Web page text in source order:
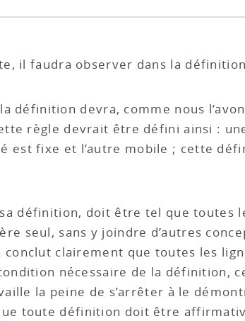
il faudra observer dans la
la définition devra, comme nous
règle devrait être défini ainsi :
est fixe et l’autre mobile ; cette
sa définition, doit être tel que toutes
seul, sans y joindre d’autres
clairement que toutes les
nécessaire de la définition,
la peine de s’arrêter à le
toute définition doit être